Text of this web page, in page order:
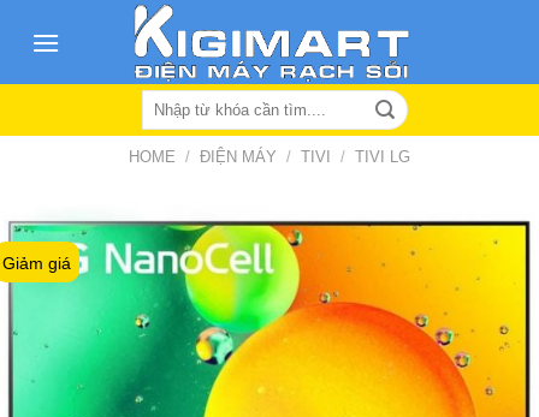
Search
HOME / ĐIỆN MÁY / TIVI / TIVI LG
Giảm giá